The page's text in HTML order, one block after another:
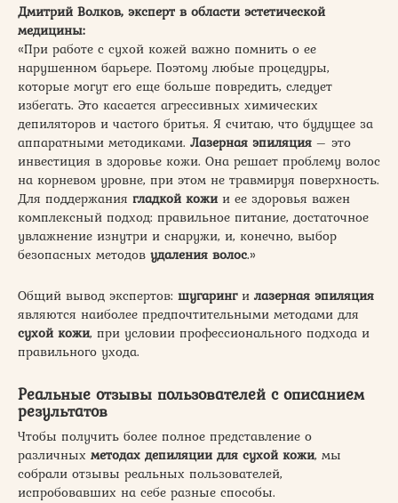
Дмитрий Волков, эксперт в области эстетической
медицины:
«При работе с сухой кожей важно помнить о ее
нарушенном барьере. Поэтому любые процедуры,
которые могут его еще больше повредить, следует
избегать. Это касается агрессивных химических
депиляторов и частого бритья. Я считаю, что будущее за
аппаратными методиками. Лазерная эпиляция – это
инвестиция в здоровье кожи. Она решает проблему волос
на корневом уровне, при этом не травмируя поверхность.
Для поддержания гладкой кожии ее здоровья важен
комплексный подход: правильное питание, достаточное
увлажнение изнутри и снаружи, и, конечно, выбор
безопасных методов удаления волос.»
Общий вывод экспертов: шугаринги лазерная эпиляция
являются наиболее предпочтительными методами для
сухой кожи, при условии профессионального подхода и
правильного ухода.
Реальные отзывы пользователей с описанием
результатов
Чтобы получить более полное представление о
различных методах депиляции для сухой кожи, мы
собрали отзывы реальных пользователей,
испробовавших на себе разные способы.